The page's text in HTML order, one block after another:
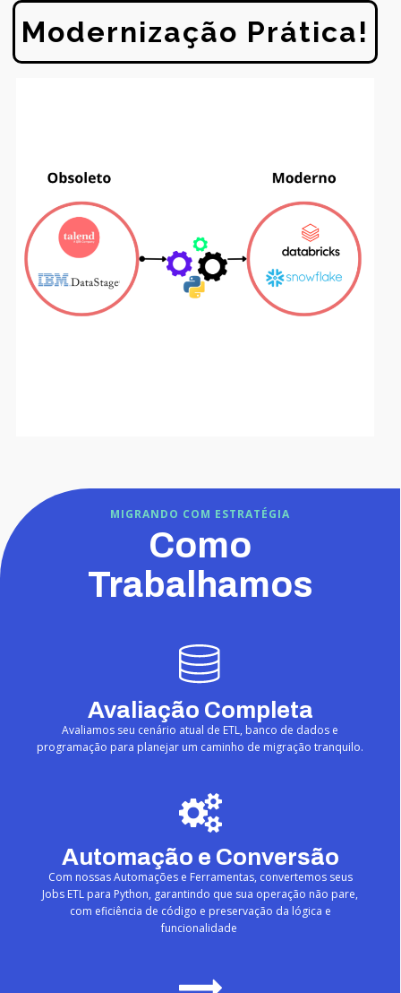
Modernização Prática!
MIGRANDO COM ESTRATÉGIA
Como
Trabalhamos
Avaliação Completa
Avaliamos seu cenário atual de ETL, banco de dados e
programação para planejar um caminho de migração tranquilo.
Automação e Conversão
Com nossas Automações e Ferramentas, convertemos seus
Jobs ETL para Python, garantindo que sua operação não pare,
com eficiência de código e preservação da lógica e
funcionalidade